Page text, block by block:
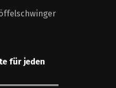
für jeden